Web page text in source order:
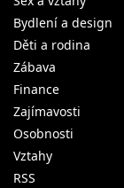
Bydlení a design
Děti a rodina
Zábava
Finance
Zajímavosti
Osobnosti
Vztahy
RSS